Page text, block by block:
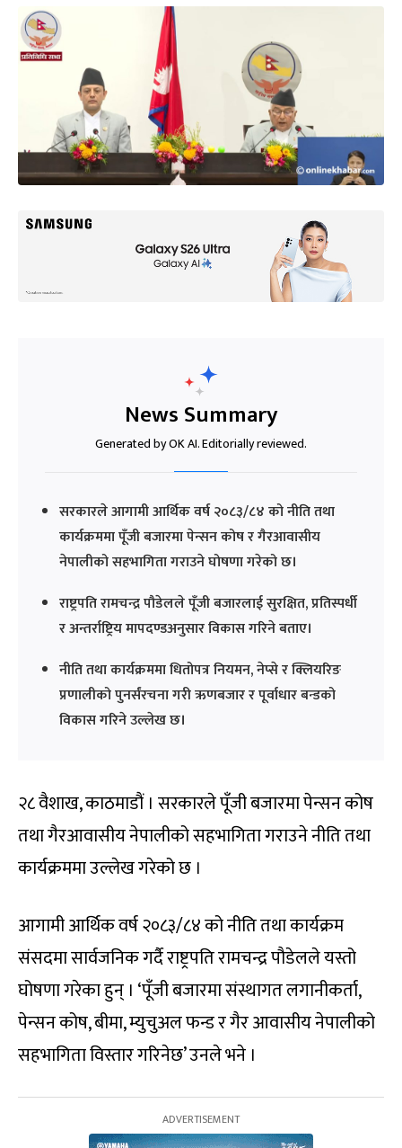
News Summary
Generated by OK AI. Editorially reviewed.
सरकारले आगामी आर्थिक वर्ष २०८३/८४ को नीति तथा
कार्यक्रममा पूँजी बजारमा पेन्सन कोष र गैरआवासीय
नेपालीको सहभागिता गराउने घोषणा गरेको छ।
राष्ट्रपति रामचन्द्र पौडेलले पूँजी बजारलाई सुरक्षित, प्रतिस्पर्धी
र अन्तर्राष्ट्रिय मापदण्डअनुसार विकास गरिने बताए।
नीति तथा कार्यक्रममा धितोपत्र नियमन, नेप्से र क्लियरिङ
प्रणालीको पुनर्संरचना गरी ऋणबजार र पूर्वाधार बन्डको
विकास गरिने उल्लेख छ।
२८ वैशाख, काठमाडौं । सरकारले पूँजी बजारमा पेन्सन कोष
तथा गैरआवासीय नेपालीको सहभागिता गराउने नीति तथा
कार्यक्रममा उल्लेख गरेको छ ।
आगामी आर्थिक वर्ष २०८३/८४ को नीति तथा कार्यक्रम
संसदमा सार्वजनिक गर्दै राष्ट्रपति रामचन्द्र पौडेलले यस्तो
घोषणा गरेका हुन् । ‘पूँजी बजारमा संस्थागत लगानीकर्ता,
पेन्सन कोष, बीमा, म्युचुअल फन्ड र गैर आवासीय नेपालीको
सहभागिता विस्तार गरिनेछ’ उनले भने ।